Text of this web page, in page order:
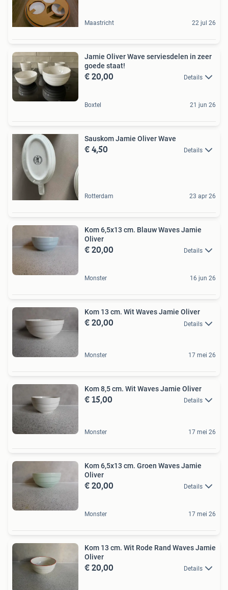
Maastricht 22 jul 26
Jamie Oliver Wave serviesdelen in zeer
goede staat!
€ 20,00 Details
Boxtel 21 jun 26
Sauskom Jamie Oliver Wave
€ 4,50 Details
Rotterdam 23 apr 26
Kom 6,5x13 cm. Blauw Waves Jamie
Oliver
€ 20,00 Details
Monster 16 jun 26
Kom 13 cm. Wit Waves Jamie Oliver
€ 20,00 Details
Monster 17 mei 26
Kom 8,5 cm. Wit Waves Jamie Oliver
€ 15,00 Details
Monster 17 mei 26
Kom 6,5x13 cm. Groen Waves Jamie
Oliver
€ 20,00 Details
Monster 17 mei 26
Kom 13 cm. Wit Rode Rand Waves Jamie
Oliver
€ 20,00 Details